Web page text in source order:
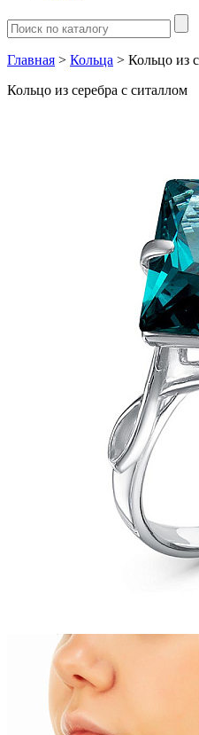
Главная > Кольца > Кольцо из
Кольцо из серебра с ситаллом